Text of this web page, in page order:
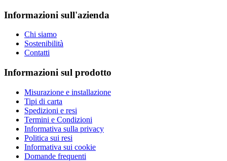
Informazioni sull'azienda
Chi siamo
Sostenibilità
Contatti
Informazioni sul prodotto
Misurazione e installazione
Tipi di carta
Spedizioni e resi
Termini e Condizioni
Informativa sulla privacy
Politica sui resi
Informativa sui cookie
Domande frequenti